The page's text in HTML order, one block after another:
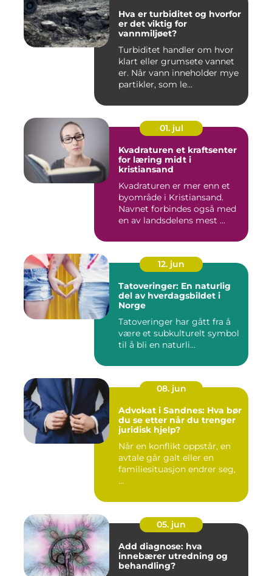
Hva er turbiditet og hvorfor
er det viktig for
vannmiljøet?
Turbiditet handler om hvor
klart eller grumsete vannet
er. Når vann inneholder mye
partikler, som le...
01. jul
Kvadraturen et kraftsenter
for læring midt i
kristiansand
Kvadraturen er mer enn et
byområde i Kristiansand.
Navnet forbindes også med
en av landsdelens mest ...
12. jun
Tatoveringer: En naturlig
del av hverdagsbildet i
Norge
Tatoveringer har gått fra å
være et subkulturelt symbol
til å bli en naturli...
08. jun
Advokat i Sandnes: Hva bør
du se etter når du trenger
juridisk hjelp?
Når en konflikt oppstår, en
avtale går galt eller en
familiesituasjon endrer seg,
...
05. jun
Add diagnose: hva
innebærer utredning og
behandling?